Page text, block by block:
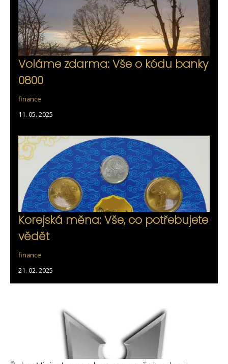
Voláme zdarma: Vše o kódu banky
0800
finance
11. 05. 2025
Korejská měna: Vše, co potřebujete
vědět
finance
21. 02. 2025